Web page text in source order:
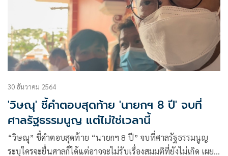
30 ธันวาคม 2564
'วิษณุ' ชี้คำตอบสุดท้าย 'นายกฯ 8 ปี' จบที่
ศาลรัฐธรรมนูญ แต่ไม่ใช่เวลานี้
“วิษณุ” ชี้คำตอบสุดท้าย “นายกฯ 8 ปี” จบที่ศาลรัฐธรรมนูญ
ระบุใครจะยื่นศาลก็ได้แต่อาจจะไม่รับเรื่องสมมติที่ยังไม่เกิด เผย